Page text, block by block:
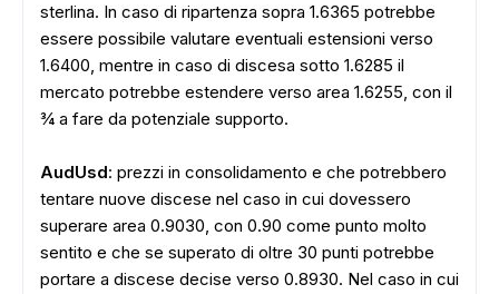
sterlina. In caso di ripartenza sopra 1.6365 potrebbe
essere possibile valutare eventuali estensioni verso
1.6400, mentre in caso di discesa sotto 1.6285 il
mercato potrebbe estendere verso area 1.6255, con il
¾ a fare da potenziale supporto.
AudUsd: prezzi in consolidamento e che potrebbero
tentare nuove discese nel caso in cui dovessero
superare area 0.9030, con 0.90 come punto molto
sentito e che se superato di oltre 30 punti potrebbe
portare a discese decise verso 0.8930. Nel caso in cui